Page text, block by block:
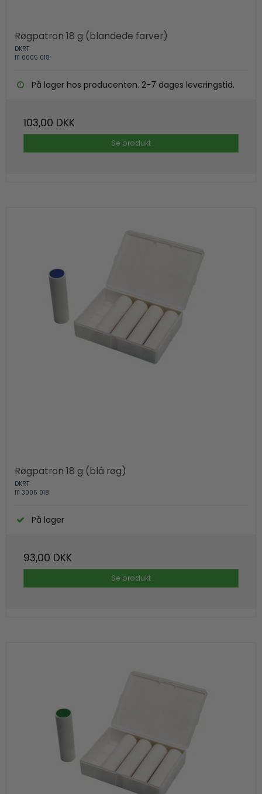
Røgpatron 18 g (blandede farver)
DKRT
111 0005 018
På lager hos producenten. 2-7 dages leveringstid.
103,00 DKK
Se produkt
Røgpatron 18 g (blå røg)
DKRT
111 3005 018
På lager
93,00 DKK
Se produkt